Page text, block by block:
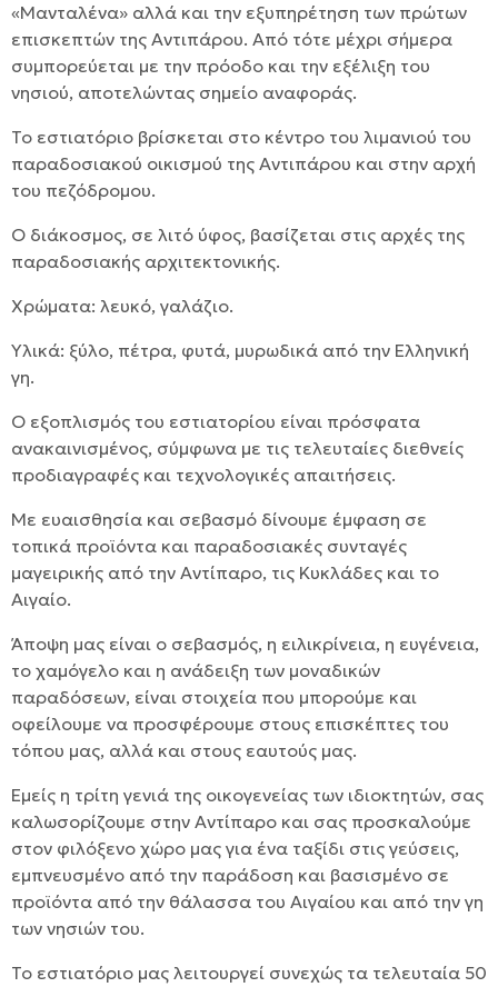
«Μανταλένα» αλλά και την εξυπηρέτηση των πρώτων
επισκεπτών της Αντιπάρου. Από τότε μέχρι σήμερα
συμπορεύεται με την πρόοδο και την εξέλιξη του
νησιού, αποτελώντας σημείο αναφοράς.
Το εστιατόριο βρίσκεται στο κέντρο του λιμανιού του
παραδοσιακού οικισμού της Αντιπάρου και στην αρχή
του πεζόδρομου.
Ο διάκοσμος, σε λιτό ύφος, βασίζεται στις αρχές της
παραδοσιακής αρχιτεκτονικής.
Χρώματα: λευκό, γαλάζιο.
Υλικά: ξύλο, πέτρα, φυτά, μυρωδικά από την Ελληνική
γη.
Ο εξοπλισμός του εστιατορίου είναι πρόσφατα
ανακαινισμένος, σύμφωνα με τις τελευταίες διεθνείς
προδιαγραφές και τεχνολογικές απαιτήσεις.
Με ευαισθησία και σεβασμό δίνουμε έμφαση σε
τοπικά προϊόντα και παραδοσιακές συνταγές
μαγειρικής από την Αντίπαρο, τις Κυκλάδες και το
Αιγαίο.
Άποψη μας είναι ο σεβασμός, η ειλικρίνεια, η ευγένεια,
το χαμόγελο και η ανάδειξη των μοναδικών
παραδόσεων, είναι στοιχεία που μπορούμε και
οφείλουμε να προσφέρουμε στους επισκέπτες του
τόπου μας, αλλά και στους εαυτούς μας.
Εμείς η τρίτη γενιά της οικογενείας των ιδιοκτητών, σας
καλωσορίζουμε στην Αντίπαρο και σας προσκαλούμε
στον φιλόξενο χώρο μας για ένα ταξίδι στις γεύσεις,
εμπνευσμένο από την παράδοση και βασισμένο σε
προϊόντα από την θάλασσα του Αιγαίου και από την γη
των νησιών του.
Το εστιατόριο μας λειτουργεί συνεχώς τα τελευταία 50